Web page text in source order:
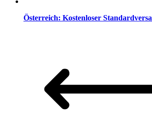
Österreich: Kostenloser